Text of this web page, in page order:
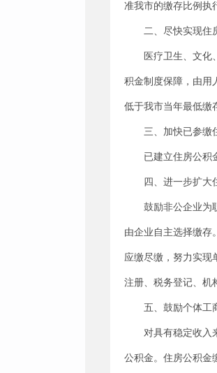
准我市的缴存比例执
二、尽快实现住
医疗卫生、文
积金制度保障，由用
低于我市当年最低缴
三、加快已参缴
已建立住房公积
四、进一步扩大
鼓励非公企业为
由企业自主选择缴存
应缴尽缴，努力实现
注册、税务登记、机
五、鼓励个体工
对具有稳定收入
公积金。住房公积金